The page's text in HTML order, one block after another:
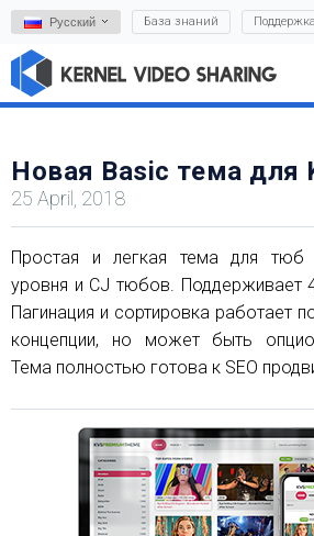
Русский База знаний Поддержка
Новая Basic тема для
25 April, 2018
Простая и легкая тема для тюб
уровня и CJ тюбов. Поддерживает
Пагинация и сортировка работает
концепции, но может быть
Тема полностью готова к SEO